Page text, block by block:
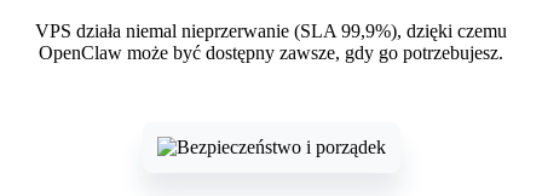
VPS działa niemal nieprzerwanie (SLA 99,9%), dzięki czemu
OpenClaw może być dostępny zawsze, gdy go potrzebujesz.